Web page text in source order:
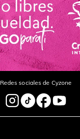
Redes sociales de Cyzone